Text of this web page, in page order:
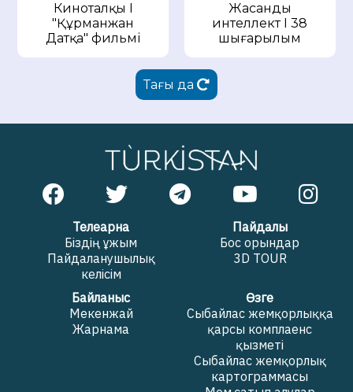
Киноталқы I
"Құрманжан
Датқа" фильмі
Жасанды
интеллект I 38
шығарылым
Тағы да
Телеарна
Біздің ұжым
Пайдаланушылық
келісім
Пайдалы
Бос орындар
3D TOUR
Байланыс
Мекенжай
Жарнама
Өзге
Сыбайлас жемқорлыққа
қарсы комплаенс
қызметі
Сыбайлас жемқорлық
картограммасы